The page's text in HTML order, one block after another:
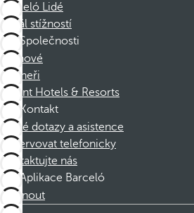
Barceló Lidé
Kanál stížností
Společnosti
Členové
Partneři
Dorint Hotels & Resorts
Kontakt
Časté dotazy a asistence
Rezervovat telefonicky
Kontaktujte nás
Aplikace Barceló
Stáhnout